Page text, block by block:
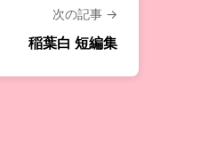
次の記事 →
稲葉白 短編集